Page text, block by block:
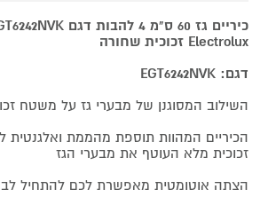
Electrolux זכוכית שחורה
דגם: EGT6242NVK
השילוב המסוגנן של מבערי גז על משטח
הכיריים המהוות תוספת מהממת
זכוכית מלא העוטף את מבערי הגז
הצתה אוטומטית מאפשרת לכם להתחיל